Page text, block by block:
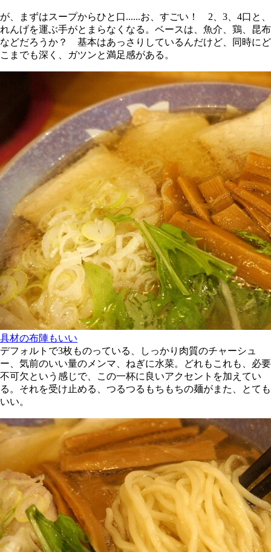
が、まずはスープからひと口......お、すごい！ 2、3、4口と、
れんげを運ぶ手がとまらなくなる。ベースは、魚介、鶏、昆布
などだろうか？ 基本はあっさりしているんだけど、同時にど
こまでも深く、ガツンと満足感がある。
具材の布陣もいい
デフォルトで3枚ものっている、しっかり肉質のチャーシュ
ー、気前のいい量のメンマ、ねぎに水菜。どれもこれも、必要
不可欠という感じで、この一杯に良いアクセントを加えてい
る。それを受け止める、つるつるもちもちの麺がまた、とても
いい。